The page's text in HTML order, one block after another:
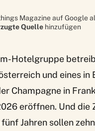
Magazine auf Google
Quelle hinzufügen
Hotelgruppe
und eines in
Champagne in
eröffnen. Und die
Jahren sollen